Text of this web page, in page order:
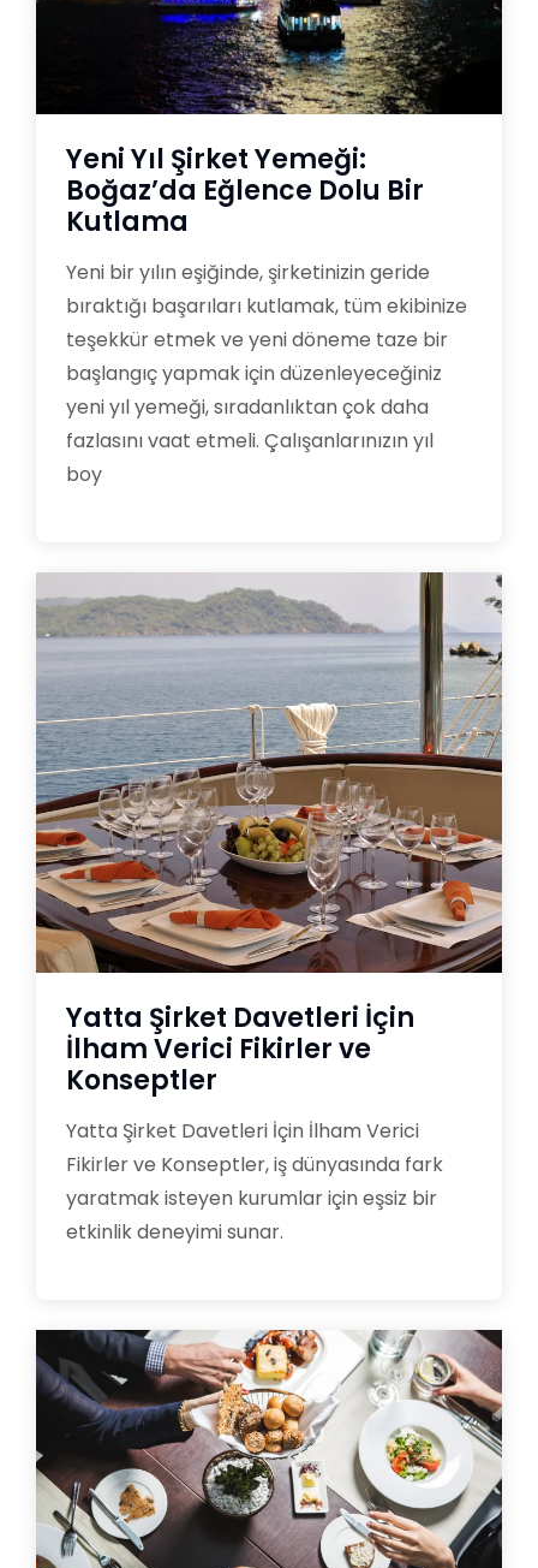
Yeni Yıl Şirket Yemeği:
Boğaz’da Eğlence Dolu Bir
Kutlama
Yeni bir yılın eşiğinde, şirketinizin geride
bıraktığı başarıları kutlamak, tüm ekibinize
teşekkür etmek ve yeni döneme taze bir
başlangıç yapmak için düzenleyeceğiniz
yeni yıl yemeği, sıradanlıktan çok daha
fazlasını vaat etmeli. Çalışanlarınızın yıl
boy
Yatta Şirket Davetleri İçin
İlham Verici Fikirler ve
Konseptler
Yatta Şirket Davetleri İçin İlham Verici
Fikirler ve Konseptler, iş dünyasında fark
yaratmak isteyen kurumlar için eşsiz bir
etkinlik deneyimi sunar.